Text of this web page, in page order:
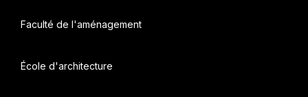
Faculté de l'aménagement
École d'architecture